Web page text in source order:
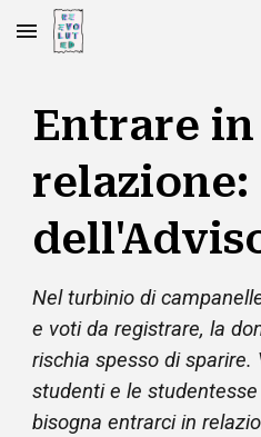
Skip to main content
Entrare in
Nel turbinio di
e voti da registrare, la
rischia spesso di sparire.
studenti e le
bisogna entrarci in